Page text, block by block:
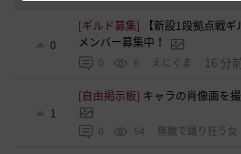
0
[ギルド募集]
【新設1段拠点戦
メンバー募集中！
0 6 えにぐま 16 分
1
[自由掲示板] キャラの肖像画を
0 54 無敵で踊り狂う女